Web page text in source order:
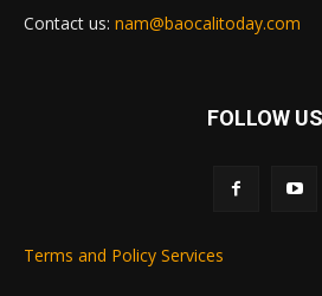
Contact us: nam@baocalitoday.com
FOLLOW US
Terms and Policy Services